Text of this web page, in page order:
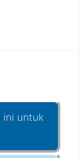
ini untuk